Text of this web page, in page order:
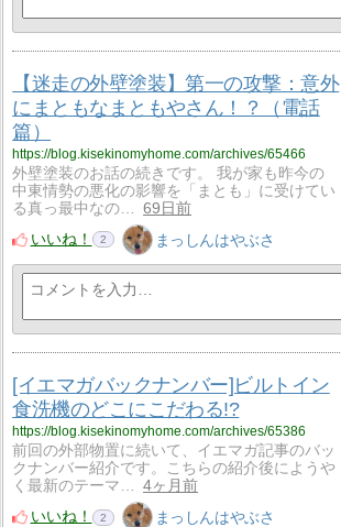
【迷走の外壁塗装】第一の攻撃：意外
にまともなまともやさん！？（電話
篇）
https://blog.kisekinomyhome.com/archives/65466
外壁塗装のお話の続きです。 我が家も昨今の
中東情勢の悪化の影響を「まとも」に受けてい
る真っ最中なの…
69日前
いいね！
2 まっしんはやぶさ
[イエマガバックナンバー]ビルトイン
食洗機のどこにこだわる!?
https://blog.kisekinomyhome.com/archives/65386
前回の外部物置に続いて、イエマガ記事のバッ
クナンバー紹介です。こちらの紹介後にようや
く最新のテーマ…
4ヶ月前
いいね！
2 まっしんはやぶさ